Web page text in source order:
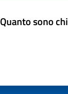
Quanto sono